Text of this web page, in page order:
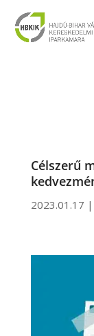
Célszerű
2023.01.17 |